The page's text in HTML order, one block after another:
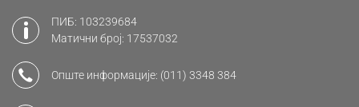
ПИБ: 103239684
Матични број: 17537032
Опште информације: (011) 3348 384